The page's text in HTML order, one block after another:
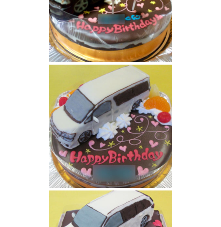
ホンダのインスパイア車立体ケーキ
トヨタヴェルファイア車立体ケーキ